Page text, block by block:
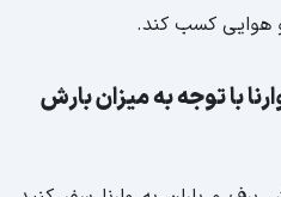
با توجه به میزان بارش